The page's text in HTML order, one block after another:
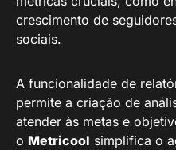
crescimento de
sociais.
A funcionalidade de
permite a criação de
atender às metas e
o Metricool simplifica o